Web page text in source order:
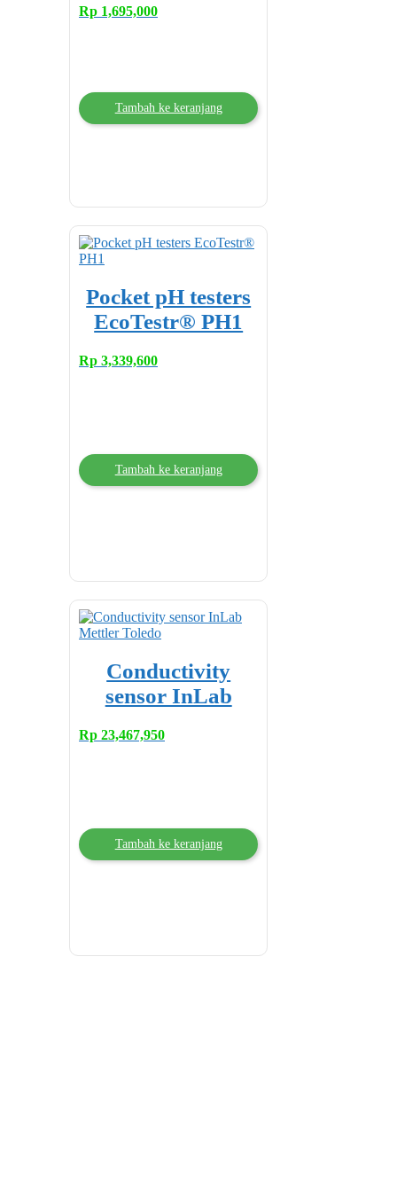
Rp 1,695,000
Tambah ke keranjang
Pocket pH testers
EcoTestr® PH1
Rp 3,339,600
Tambah ke keranjang
Conductivity
sensor InLab
Rp 23,467,950
Tambah ke keranjang